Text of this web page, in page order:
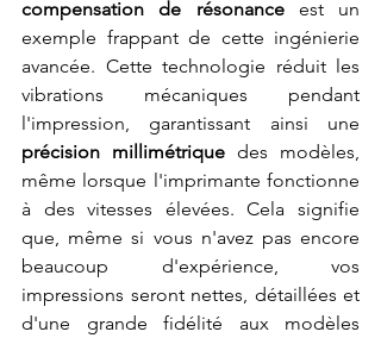
compensation de résonance est un
exemple frappant de cette ingénierie
avancée. Cette technologie réduit les
vibrations mécaniques pendant
précision millimétrique des modèles,
même lorsque l'imprimante fonctionne
à des vitesses élevées. Cela signifie
que, même si vous n'avez pas encore
beaucoup d'expérience, vos
impressions seront nettes, détaillées et
d'une grande fidélité aux modèles